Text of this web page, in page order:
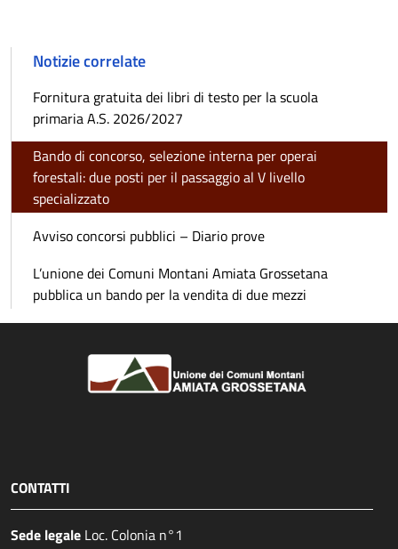
Notizie correlate
Fornitura gratuita dei libri di testo per la scuola
primaria A.S. 2026/2027
Bando di concorso, selezione interna per operai
forestali: due posti per il passaggio al V livello
specializzato
Avviso concorsi pubblici – Diario prove
L’unione dei Comuni Montani Amiata Grossetana
pubblica un bando per la vendita di due mezzi
CONTATTI
Sede legale Loc. Colonia n°1